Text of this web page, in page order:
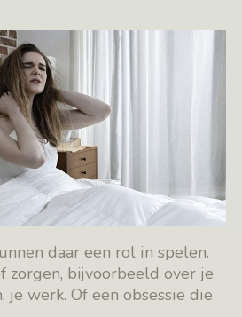
daar een rol in spelen.
zorgen, bijvoorbeeld over je
je werk. Of een obsessie die